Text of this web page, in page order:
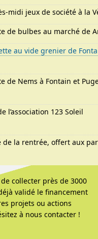
midi jeux de société à la
de bulbes au marché de
au vide grenier de
de Nems à Fontain et
l’association 123 Soleil
de la rentrée, offert aux
collecter près de 3000
validé le financement
projets ou actions
à nous contacter !